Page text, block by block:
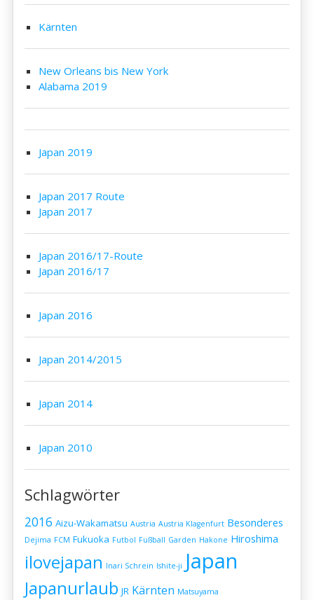
Kärnten
New Orleans bis New York
Alabama 2019
Japan 2019
Japan 2017 Route
Japan 2017
Japan 2016/17-Route
Japan 2016/17
Japan 2016
Japan 2014/2015
Japan 2014
Japan 2010
Schlagwörter
2016 Aizu-Wakamatsu Austria Austria Klagenfurt Besonderes
Dejima FCM Fukuoka Futbol Fußball Garden Hakone Hiroshima
ilovejapan Inari Schrein Ishite-ji Japan
Japanurlaub JR Kärnten Matsuyama